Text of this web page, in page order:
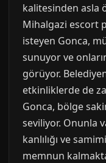
kalitesinden asla
Mihalgazi escort
isteyen Gonca,
sunuyor ve
görüyor.
etkinliklerde de
Gonca, bölge
seviliyor. Onunla
kanlılığı ve
memnun